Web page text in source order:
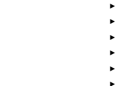
►
►
►
►
►
►